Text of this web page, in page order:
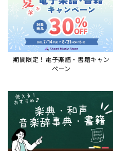
期間限定！電子楽譜・書籍キャン
ペーン